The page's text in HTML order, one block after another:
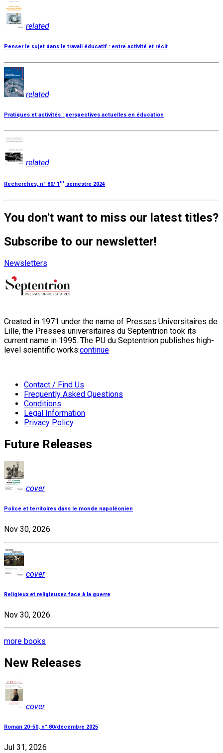
related
Penser le sujet dans le travail éducatif : entre activité et récit
related
Pratiques et activités : perspectives actuelles en éducation
related
Recherches, n° 80/ 1 er semestre 2024
You don't want to miss our latest titles?
Subscribe to our newsletter!
Newsletters
Created in 1971 under the name of Presses Universitaires de
Lille, the Presses universitaires du Septentrion took its
current name in 1995. The PU du Septentrion publishes high-
level scientific works:continue
Contact / Find Us
Frequently Asked Questions
Conditions
Legal Information
Privacy Policy
Future Releases
cover
Police et territoires dans le monde napoléonien
Nov 30, 2026
cover
Religieux et religieuses face à la guerre
Nov 30, 2026
more books
New Releases
cover
Roman 20-50, n° 80/décembre 2025
Jul 31, 2026